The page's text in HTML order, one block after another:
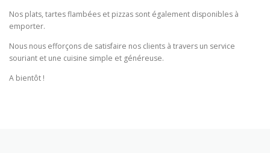
Nos plats, tartes flambées et pizzas sont également disponibles à
emporter.
Nous nous efforçons de satisfaire nos clients à travers un service
souriant et une cuisine simple et généreuse.
A bientôt !